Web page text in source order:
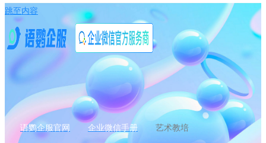
跳至内容
语鹦企服官网 企业微信手册 艺术教培